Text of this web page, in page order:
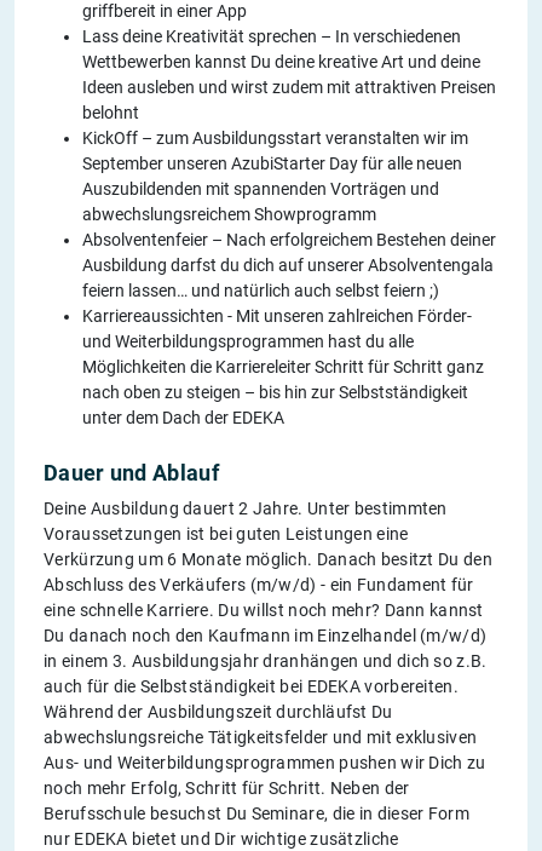
griffbereit in einer App
Lass deine Kreativität sprechen – In verschiedenen
Wettbewerben kannst Du deine kreative Art und deine
Ideen ausleben und wirst zudem mit attraktiven Preisen
belohnt
KickOff – zum Ausbildungsstart veranstalten wir im
September unseren AzubiStarter Day für alle neuen
Auszubildenden mit spannenden Vorträgen und
abwechslungsreichem Showprogramm
Absolventenfeier – Nach erfolgreichem Bestehen deiner
Ausbildung darfst du dich auf unserer Absolventengala
feiern lassen… und natürlich auch selbst feiern ;)
Karriereaussichten - Mit unseren zahlreichen Förder-
und Weiterbildungsprogrammen hast du alle
Möglichkeiten die Karriereleiter Schritt für Schritt ganz
nach oben zu steigen – bis hin zur Selbstständigkeit
unter dem Dach der EDEKA
Dauer und Ablauf
Deine Ausbildung dauert 2 Jahre. Unter bestimmten
Voraussetzungen ist bei guten Leistungen eine
Verkürzung um 6 Monate möglich. Danach besitzt Du den
Abschluss des Verkäufers (m/w/d) - ein Fundament für
eine schnelle Karriere. Du willst noch mehr? Dann kannst
Du danach noch den Kaufmann im Einzelhandel (m/w/d)
in einem 3. Ausbildungsjahr dranhängen und dich so z.B.
auch für die Selbstständigkeit bei EDEKA vorbereiten.
Während der Ausbildungszeit durchläufst Du
abwechslungsreiche Tätigkeitsfelder und mit exklusiven
Aus- und Weiterbildungsprogrammen pushen wir Dich zu
noch mehr Erfolg, Schritt für Schritt. Neben der
Berufsschule besuchst Du Seminare, die in dieser Form
nur EDEKA bietet und Dir wichtige zusätzliche